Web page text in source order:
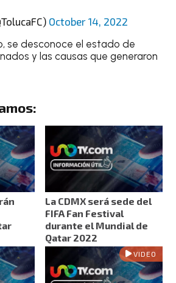
October 14, 2022
se desconoce el estado de
y las causas que generaron
La CDMX será sede del
FIFA Fan Festival
durante el Mundial de
Qatar 2022
VIDEO